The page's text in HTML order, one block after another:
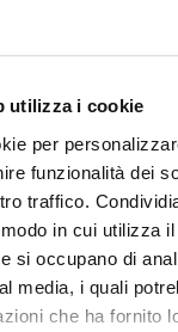
utilizza i cookie
per
funzionalità dei
traffico.
in cui utilizza
si occupano di
media, i quali
che ha fornito
na Ciebie w
doświadczeni
sobie elementy jogi i
tylko dla Ciebie, w